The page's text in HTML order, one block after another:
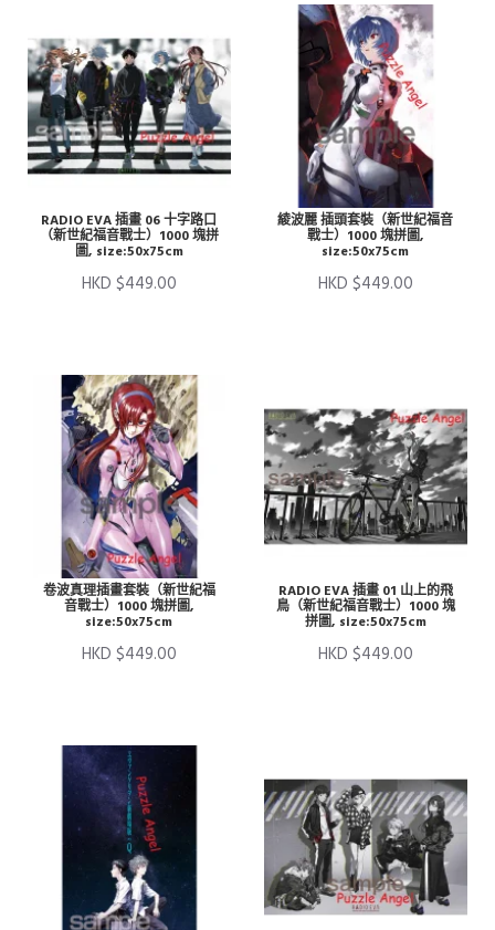
RADIO EVA 插畫 06 十字路口
（新世紀福音戰士）1000 塊拼
圖, size:50x75cm
HKD $449.00
綾波麗 插頭套裝（新世紀福音
戰士）1000 塊拼圖,
size:50x75cm
HKD $449.00
卷波真理插畫套裝（新世紀福
音戰士）1000 塊拼圖,
size:50x75cm
HKD $449.00
RADIO EVA 插畫 01 山上的飛
鳥（新世紀福音戰士）1000 塊
拼圖, size:50x75cm
HKD $449.00